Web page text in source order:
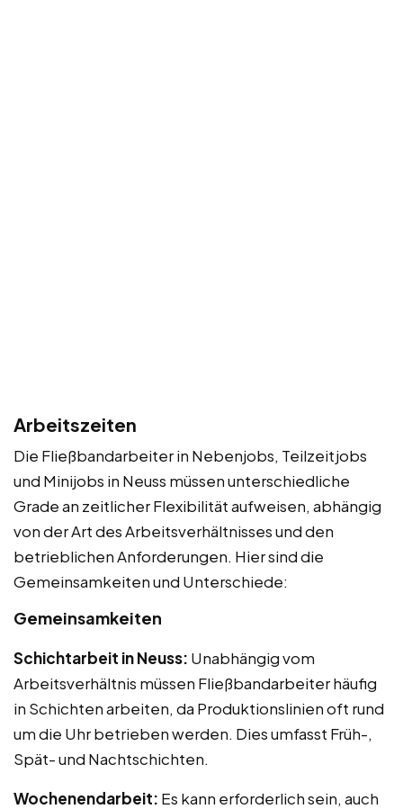
Arbeitszeiten
Die Fließbandarbeiter in Nebenjobs, Teilzeitjobs
und Minijobs in Neuss müssen unterschiedliche
Grade an zeitlicher Flexibilität aufweisen, abhängig
von der Art des Arbeitsverhältnisses und den
betrieblichen Anforderungen. Hier sind die
Gemeinsamkeiten und Unterschiede:
Gemeinsamkeiten
Schichtarbeit in Neuss: Unabhängig vom
Arbeitsverhältnis müssen Fließbandarbeiter häufig
in Schichten arbeiten, da Produktionslinien oft rund
um die Uhr betrieben werden. Dies umfasst Früh-,
Spät- und Nachtschichten.
Wochenendarbeit: Es kann erforderlich sein, auch